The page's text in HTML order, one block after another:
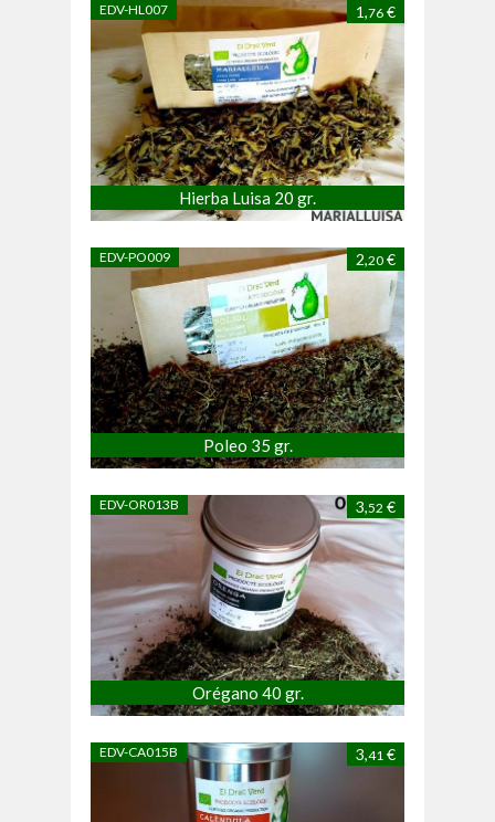
EDV-HL007 1,76 €
Hierba Luisa 20 gr.
EDV-PO009 2,20 €
Poleo 35 gr.
EDV-OR013B 3,52 €
Orégano 40 gr.
EDV-CA015B 3,41 €